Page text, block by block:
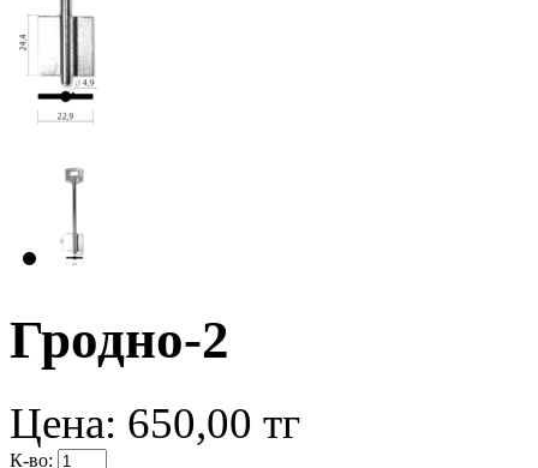
Гродно-2
Цена: 650,00 тг
К-во: